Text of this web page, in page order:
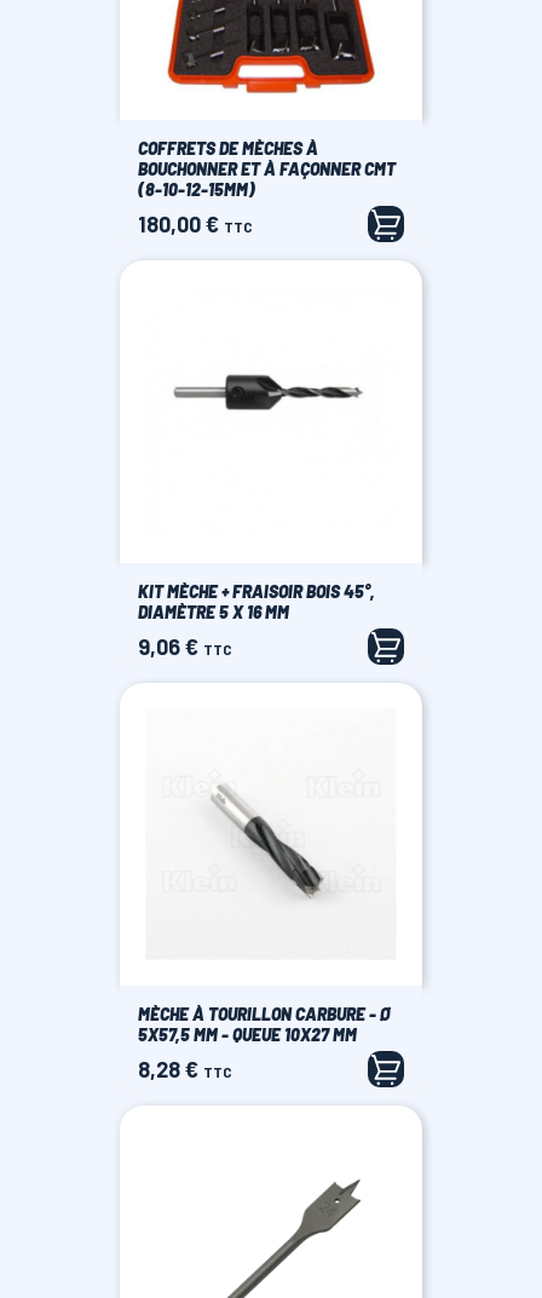
COFFRETS DE MÈCHES À
BOUCHONNER ET À FAÇONNER CMT
(8-10-12-15MM)
Prix
180,00 € TTC
KIT MÈCHE + FRAISOIR BOIS 45°,
DIAMÈTRE 5 X 16 MM
Prix
9,06 € TTC
MÈCHE À TOURILLON CARBURE - Ø
5X57,5 MM - QUEUE 10X27 MM
Prix
8,28 € TTC